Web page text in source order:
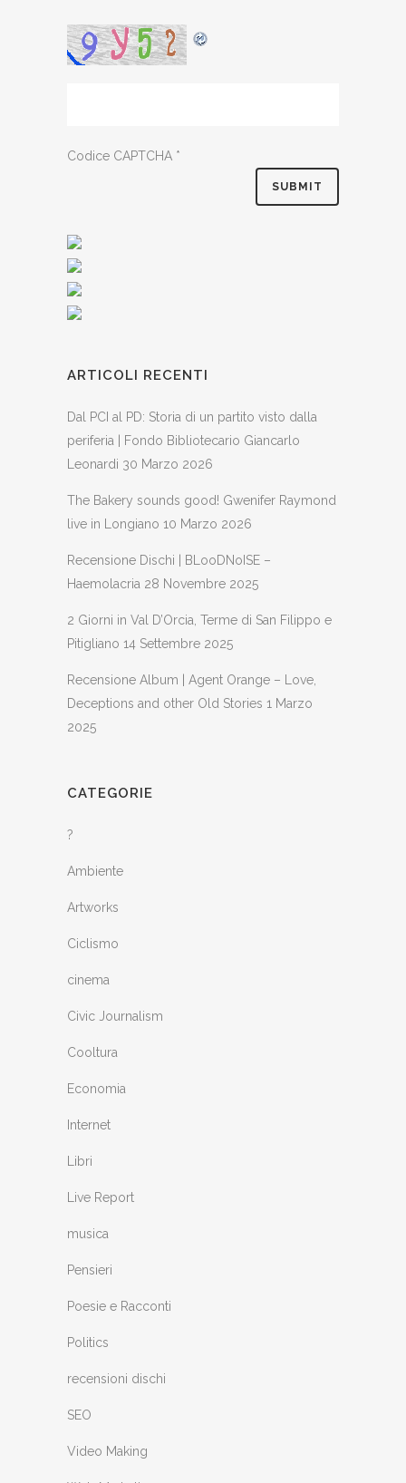
Codice CAPTCHA *
ARTICOLI RECENTI
Dal PCI al PD: Storia di un partito visto dalla
periferia | Fondo Bibliotecario Giancarlo
Leonardi 30 Marzo 2026
The Bakery sounds good! Gwenifer Raymond
live in Longiano 10 Marzo 2026
Recensione Dischi | BLooDNoISE –
Haemolacria 28 Novembre 2025
2 Giorni in Val D’Orcia, Terme di San Filippo e
Pitigliano 14 Settembre 2025
Recensione Album | Agent Orange – Love,
Deceptions and other Old Stories 1 Marzo
2025
CATEGORIE
?
Ambiente
Artworks
Ciclismo
cinema
Civic Journalism
Cooltura
Economia
Internet
Libri
Live Report
musica
Pensieri
Poesie e Racconti
Politics
recensioni dischi
SEO
Video Making